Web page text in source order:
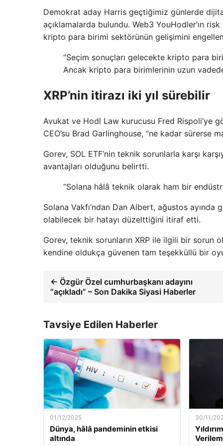
Demokrat aday Harris geçtiğimiz günlerde
açıklamalarda bulundu. Web3 YouHodler’ın
kripto para birimi sektörünün gelişimini
“Seçim sonuçları gelecekte kripto para
Ancak kripto para birimlerinin uzun vadede
XRP’nin itirazı iki yıl sürebilir
Avukat ve Hodl Law kurucusu Fred Rispoli’ye
CEO’su Brad Garlinghouse, “ne kadar sürerse
Gorev, SOL ETF’nin teknik sorunlarla karşı
avantajları olduğunu belirtti.
“Solana hâlâ teknik olarak ham bir
Solana Vakfı’ndan Dan Albert, ağustos
olabilecek bir hatayı düzelttiğini itiraf etti.
Gorev, teknik sorunların XRP ile ilgili bir sorun
kendine oldukça güvenen tam teşekküllü bir
← Özgür Özel cumhurbaşkanı adayını
“açıkladı” – Son Dakika Siyasi Haberler
Tavsiye Edilen Haberler
01/12/2025
Dünya, hâlâ pandeminin etkisi
altında
30/11/